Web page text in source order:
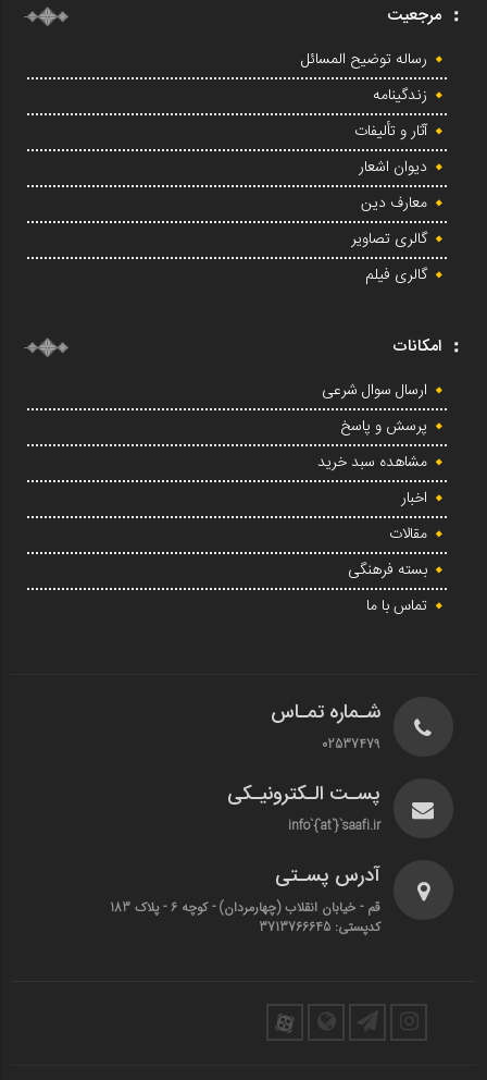
مرجعیت
رساله توضیح المسائل
زندگینامه
آثار و تألیفات
دیوان اشعار
معارف دین
گالری تصاویر
گالری فیلم
امکانات
ارسال سوال شرعی
پرسش و پاسخ
مشاهده سبد خرید
اخبار
مقالات
بسته فرهنگی
تماس با ما
شـماره تمـاس
02537479
پسـت الـکترونیـکی
info`{`at`}`saafi.ir
آدرس پسـتی
قم - خیابان انقلاب (چهارمردان)‌ - کوچه 6 - پلاک 183
کدپستی: 3713766645